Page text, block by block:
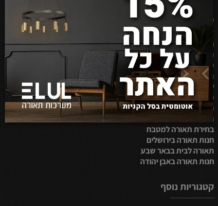
מידע נוסף
תאורת לד לסלון
תאורת לד לבית
מערכות תאורה לבית
תכנון תאורה לסלון
ייצור מנורות לד
מערכות תאורה
תאורה לסלון בבית
תאורה ביתית
בחירת תאורה למטבח
חנות תאורה בירושלים
תאורה לבית בבאר שבע
חנות תאורה באבן יהודה
קטגוריות נוסף